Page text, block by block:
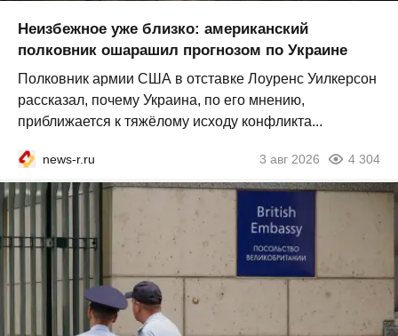
Неизбежное уже близко: американский
полковник ошарашил прогнозом по Украине
Полковник армии США в отставке Лоуренс Уилкерсон
рассказал, почему Украина, по его мнению,
приближается к тяжёлому исходу конфликта...
news-r.ru 3 авг 2026 4 304